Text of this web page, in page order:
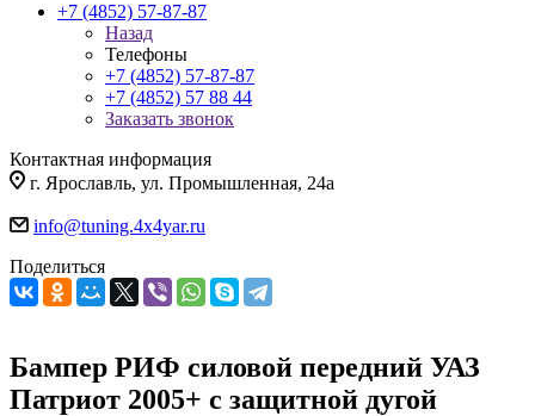
+7 (4852) 57-87-87
Назад
Телефоны
+7 (4852) 57-87-87
+7 (4852) 57 88 44
Заказать звонок
Контактная информация
г. Ярославль, ул. Промышленная, 24а
info@tuning.4x4yar.ru
Поделиться
Бампер РИФ силовой передний УАЗ
Патриот 2005+ с защитной дугой